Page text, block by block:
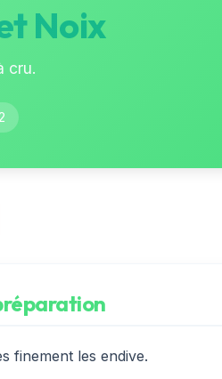
Noix
cru.
finement les endive.